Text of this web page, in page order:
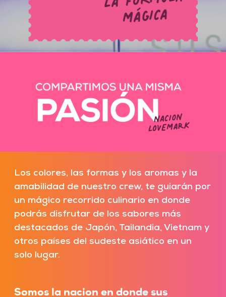
Los colores, las formas y los aromas y la
amabilidad de nuestro crew, te guiarán por
un mágico recorrido culinario en donde
podrás disfrutar de los sabores más
destacados de Japón, Tailandia, Vietnam y
otros países del sudeste asiático en un
solo lugar.
Somos la nacion en donde sus